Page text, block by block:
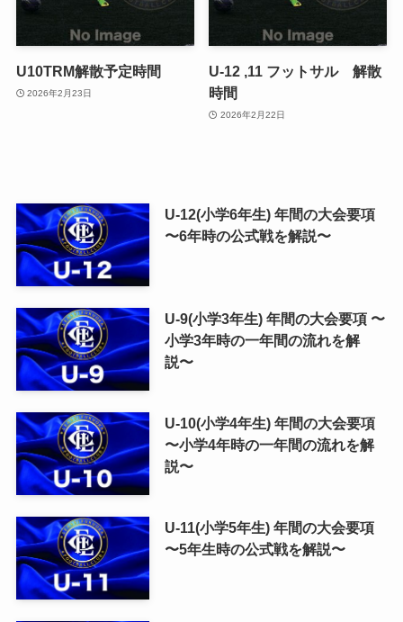
U10TRM解散予定時間
2026年2月23日
U-12 ,11 フットサル 解散
時間
2026年2月22日
U-12(小学6年生) 年間の大会要項
〜6年時の公式戦を解説〜
U-9(小学3年生) 年間の大会要項 〜
小学3年時の一年間の流れを解
説〜
U-10(小学4年生) 年間の大会要項
〜小学4年時の一年間の流れを解
説〜
U-11(小学5年生) 年間の大会要項
〜5年生時の公式戦を解説〜